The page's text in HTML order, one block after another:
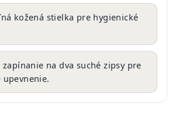
kožená stielka pre hygienické
zapínanie na dva suché zipsy pre